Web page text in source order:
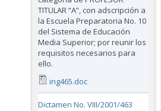
TITULAR “A”, con adscripción a
la Escuela Preparatoria No. 10
del Sistema de Educación
Media Superior; por reunir los
requisitos necesarios para
ello.
ing465.doc
Dictamen No. VIII/2001/463